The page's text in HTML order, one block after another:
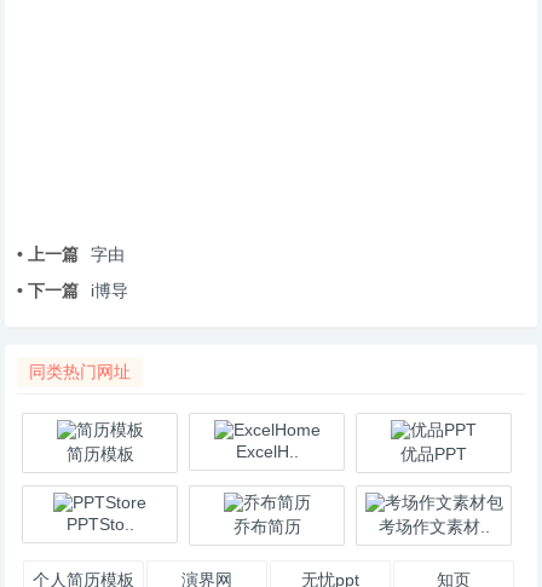
• 上一篇
字由
• 下一篇
i博导
同类热门网址
简历模板 ExcelH.. 优品PPT
PPTSto.. 乔布简历 考场作文素材..
个人简历模板 演界网 无忧ppt 知页